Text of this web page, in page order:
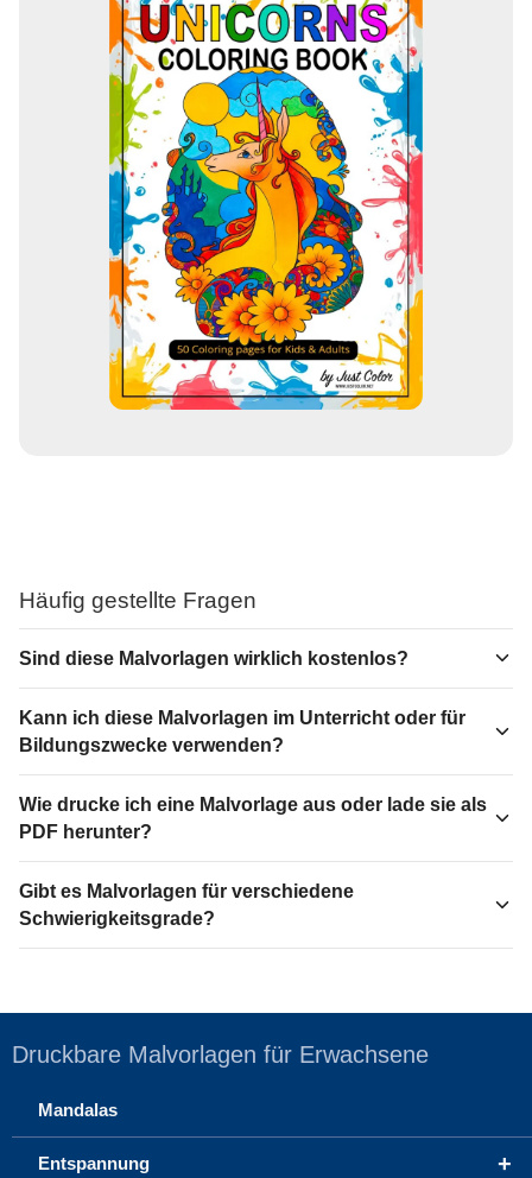
Häufig gestellte Fragen
Sind diese Malvorlagen wirklich kostenlos?
Kann ich diese Malvorlagen im Unterricht oder für
Bildungszwecke verwenden?
Wie drucke ich eine Malvorlage aus oder lade sie als
PDF herunter?
Gibt es Malvorlagen für verschiedene
Schwierigkeitsgrade?
Druckbare Malvorlagen für Erwachsene
Mandalas
+
Entspannung